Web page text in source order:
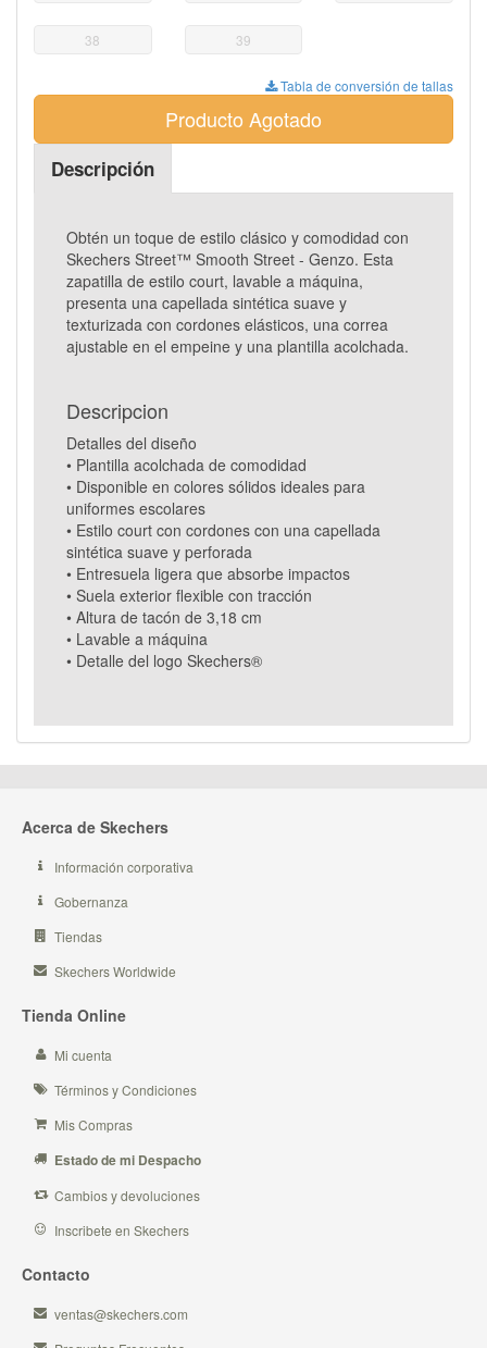
38 39
Tabla de conversión de tallas
Producto Agotado
Descripción
Obtén un toque de estilo clásico y comodidad con
Skechers Street™ Smooth Street - Genzo. Esta
zapatilla de estilo court, lavable a máquina,
presenta una capellada sintética suave y
texturizada con cordones elásticos, una correa
ajustable en el empeine y una plantilla acolchada.
Descripcion
Detalles del diseño
• Plantilla acolchada de comodidad
• Disponible en colores sólidos ideales para
uniformes escolares
• Estilo court con cordones con una capellada
sintética suave y perforada
• Entresuela ligera que absorbe impactos
• Suela exterior flexible con tracción
• Altura de tacón de 3,18 cm
• Lavable a máquina
• Detalle del logo Skechers®
Acerca de Skechers
Información corporativa
Gobernanza
Tiendas
Skechers Worldwide
Tienda Online
Mi cuenta
Términos y Condiciones
Mis Compras
Estado de mi Despacho
Cambios y devoluciones
Inscribete en Skechers
Contacto
ventas@skechers.com